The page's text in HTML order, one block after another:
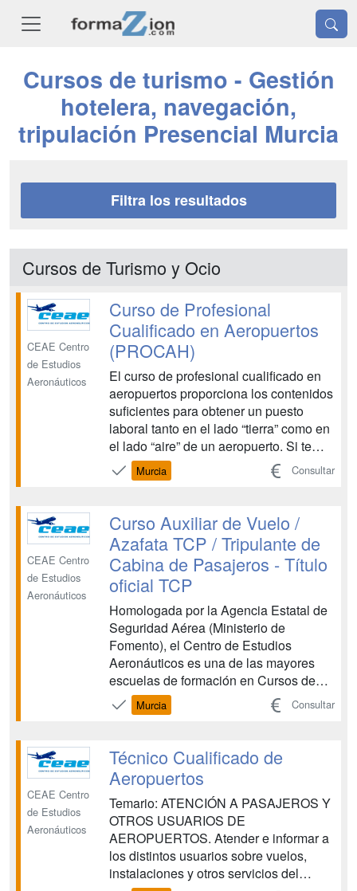
Cursos de turismo - Gestión
hotelera, navegación,
tripulación Presencial Murcia
Filtra los resultados
Cursos de Turismo y Ocio
CEAE Centro
de Estudios
Aeronáuticos
Curso de Profesional
Cualificado en Aeropuertos
(PROCAH)
El curso de profesional cualificado en
aeropuertos proporciona los contenidos
suficientes para obtener un puesto
laboral tanto en el lado “tierra” como en
el lado “aire” de un aeropuerto. Si te
gusta esta profesión no será difícil
conseguir tu implicación lo que
para ambas partes. Para ello te
preparamos para ...
Murcia Consultar
CEAE Centro
de Estudios
Aeronáuticos
Curso Auxiliar de Vuelo /
Azafata TCP / Tripulante de
Cabina de Pasajeros - Título
oficial TCP
Homologada por la Agencia Estatal de
Seguridad Aérea (Ministerio de
Fomento), el Centro de Estudios
Aeronáuticos es una de las mayores
escuelas de formación en Cursos de
Tripulante de Cabina de Pasajeros y
Cursos de Técnicos de Operaciones
de prestigio que colabora con las
principales compañías aéreas en la
forma...
Murcia Consultar
CEAE Centro
de Estudios
Aeronáuticos
Técnico Cualificado de
Aeropuertos
Temario: ATENCIÓN A PASAJEROS Y
OTROS USUARIOS DE
AEROPUERTOS. Atender e informar a
los distintos usuarios sobre vuelos,
instalaciones y otros servicios del